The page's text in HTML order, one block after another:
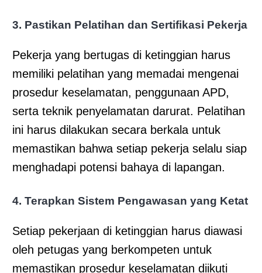
3. Pastikan Pelatihan dan Sertifikasi Pekerja
Pekerja yang bertugas di ketinggian harus
memiliki pelatihan yang memadai mengenai
prosedur keselamatan, penggunaan APD,
serta teknik penyelamatan darurat. Pelatihan
ini harus dilakukan secara berkala untuk
memastikan bahwa setiap pekerja selalu siap
menghadapi potensi bahaya di lapangan.
4. Terapkan Sistem Pengawasan yang Ketat
Setiap pekerjaan di ketinggian harus diawasi
oleh petugas yang berkompeten untuk
memastikan prosedur keselamatan diikuti